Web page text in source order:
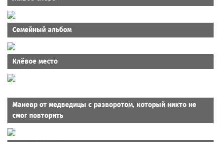
Семейный альбом
Клёвое место
Маневр от медведицы с разворотом, который никто не
смог повторить